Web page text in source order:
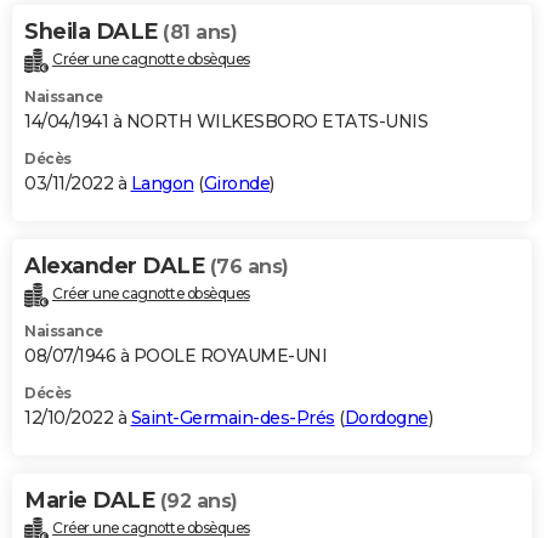
Sheila DALE (81 ans)
Créer une cagnotte obsèques
Naissance
14/04/1941 à NORTH WILKESBORO ETATS-UNIS
Décès
03/11/2022 à Langon (Gironde)
Alexander DALE (76 ans)
Créer une cagnotte obsèques
Naissance
08/07/1946 à POOLE ROYAUME-UNI
Décès
12/10/2022 à Saint-Germain-des-Prés (Dordogne)
Marie DALE (92 ans)
Créer une cagnotte obsèques